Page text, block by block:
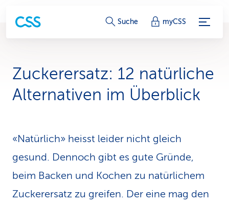
S
v
i
e
-
Suche myCSS
Zuckerersatz: 12 natür­liche
Alter­nativen im Überblick
«Natürlich» heisst leider nicht gleich
gesund. Dennoch gibt es gute Gründe,
beim Backen und Kochen zu natürlichem
Zuckerersatz zu greifen. Der eine mag den